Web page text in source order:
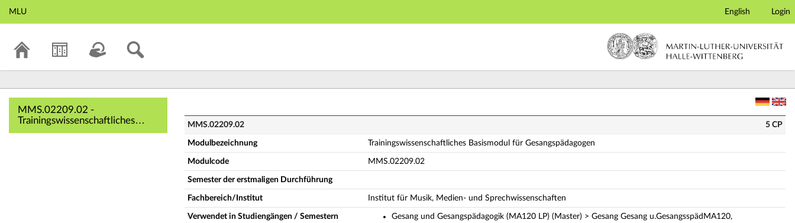
Hauptnavigation
MLU English Login
MMS.02209.02 -
Trainingswissenschaftliches
Basismodul für
MMS.02209.02 5 CP
Modulbezeichnung Trainingswissenschaftliches Basismodul für Gesangspädagogen
Modulcode MMS.02209.02
Semester der erstmaligen Durchführung
Fachbereich/Institut Institut für Musik, Medien- und Sprechwissenschaften
Verwendet in Studiengängen / Semestern
Gesang und Gesangspädagogik (MA120 LP) (Master) > Gesang Gesang u.GesangsspädMA120,